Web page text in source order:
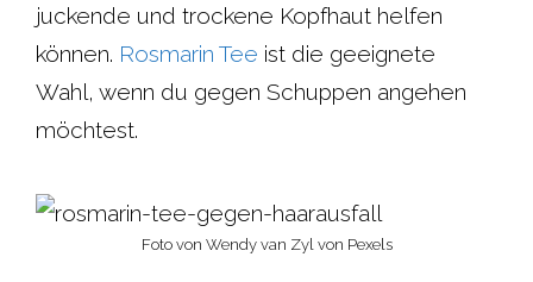
juckende und trockene Kopfhaut helfen
können. Rosmarin Tee ist die geeignete
Wahl, wenn du gegen Schuppen angehen
möchtest.
Foto von Wendy van Zyl von Pexels